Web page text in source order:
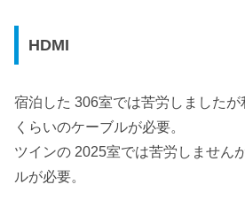
HDMI
宿泊した 306室では苦労しました
くらいのケーブルが必要。
ツインの 2025室では苦労しません
ルが必要。